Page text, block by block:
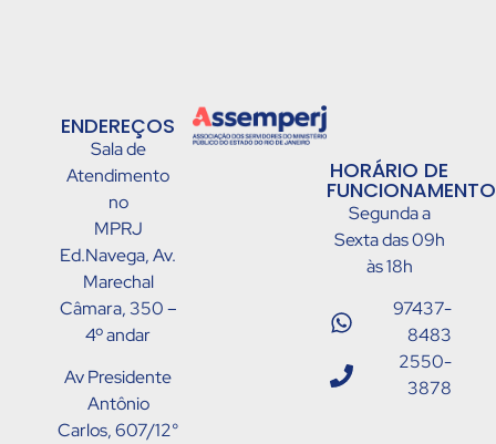
ENDEREÇOS
Sala de
Atendimento
no
MPRJ
Ed.Navega, Av.
Marechal
Câmara, 350 –
4º andar
Av Presidente
Antônio
Carlos, 607/12°
HORÁRIO DE
Segunda a
Sexta das 09h
às 18h
97437-
8483
2550-
3878